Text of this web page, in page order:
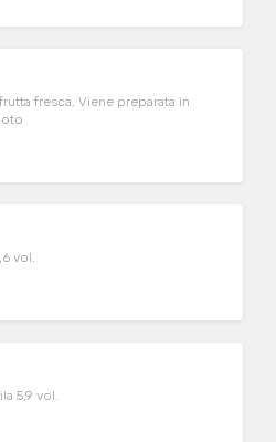
fresca. Viene preparata in
vol.
5,9 vol.